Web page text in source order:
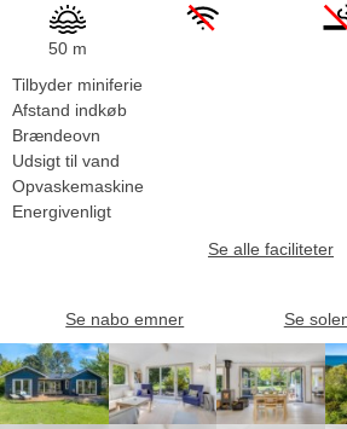
50 m
Tilbyder miniferie
Afstand indkøb
Brændeovn
Udsigt til vand
Opvaskemaskine
Energivenligt
Se alle faciliteter
Se nabo emner Se